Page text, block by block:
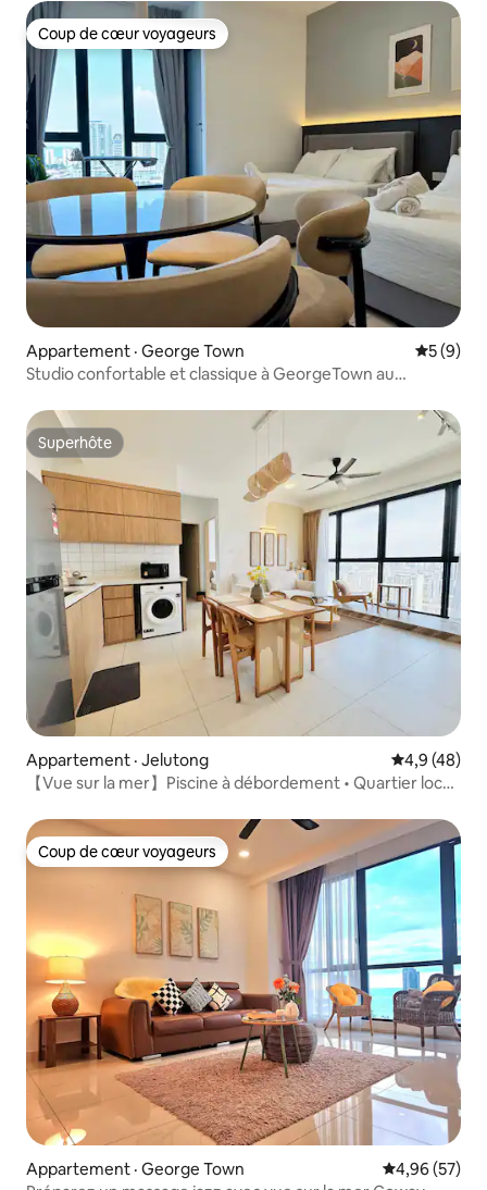
Coup de cœur voyageurs
Coup de cœur voyageurs
Appartement · George Town Note
5 (9)
Studio confortable et classique à GeorgeTown au
Superhôte
Superhôte
Appartement · Jelutong Note
4,9 (48)
【Vue sur la mer】Piscine à débordement • Quartier local
Coup de cœur voyageurs
Coup de cœur voyageurs
Appartement · George Town Note
4,96 (57)